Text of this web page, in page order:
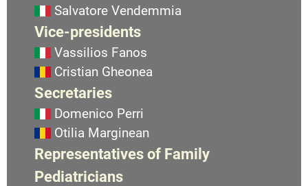
Salvatore Vendemmia
Vice-presidents
Vassilios Fanos
Cristian Gheonea
Secretaries
Domenico Perri
Otilia Marginean
Representatives of Family
Pediatricians